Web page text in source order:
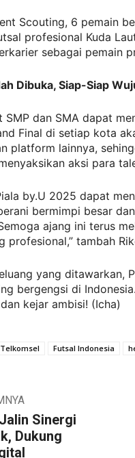
Scouting, 6 pemain
profesional Kuda
sebagai pemain
Dibuka, Siap-Siap
dan SMA dapat
Final di setiap kota
platform lainnya,
aksi para
by.U 2025 dapat
bermimpi besar
ajang ini terus
profesional,” tambah
yang ditawarkan,
bergengsi di
kejar ambisi! (Icha)
Futsal Indonesia
Sinergi
Dukung